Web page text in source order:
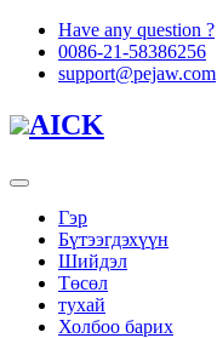
Have any question ?
0086-21-58386256
support@pejaw.com
AICK
Гэр
Бүтээгдэхүүн
Шийдэл
Төсөл
тухай
Холбоо барих